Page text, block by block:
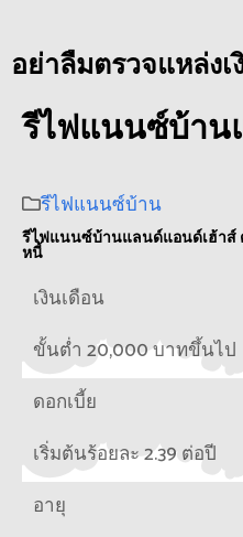
อย่าลืมตรวจแหล่ง
รีไฟแนนซ์บ้าน
รีไฟแนนซ์บ้าน
รีไฟแนนซ์บ้านแลนด์แอนด์เฮ้าส์
หนี้
เงินเดือน
ขั้นต่ำ 20,000 บาทขึ้นไป
ดอกเบี้ย
เริ่มต้นร้อยละ 2.39 ต่อปี
อายุ